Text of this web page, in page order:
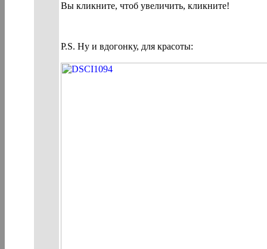
Вы кликните, чтоб увеличить, кликните!
P.S. Ну и вдогонку, для красоты: